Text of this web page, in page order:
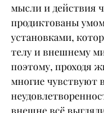
мысли и действия
продиктованы
установками,
телу и внешнему
поэтому, проходя
многие чувствуют
внешне всё